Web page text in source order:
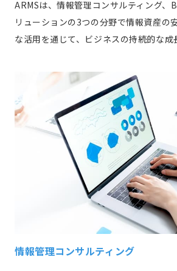
ARMSは、情報管理コンサルティング、
リューションの3つの分野で情報資産の
な活用を通じて、ビジネスの持続的な成
情報管理コンサルティング